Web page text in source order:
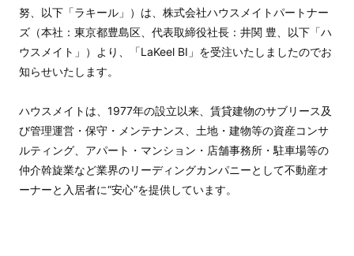
努、以下「ラキール」）は、株式会社ハウスメイトパートナー
ズ（本社：東京都豊島区、代表取締役社長：井関 豊、以下「ハ
ウスメイト」）より、「LaKeel BI」を受注いたしましたのでお
知らせいたします。
ハウスメイトは、1977年の設立以来、賃貸建物のサブリース及
び管理運営・保守・メンテナンス、土地・建物等の資産コンサ
ルティング、アパート・マンション・店舗事務所・駐車場等の
仲介斡旋業など業界のリーディングカンパニーとして不動産オ
ーナーと入居者に“安心”を提供しています。